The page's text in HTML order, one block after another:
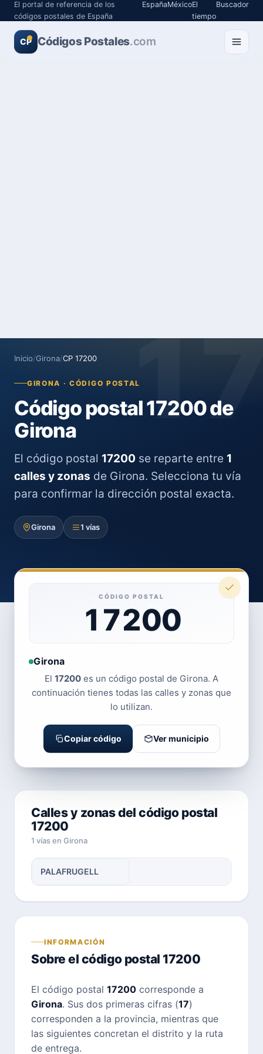
El portal de referencia de los
códigos postales de España
EspañaMéxicoEl
tiempo
Buscador
CP Códigos Postales.com
Inicio/Girona/CP 17200
GIRONA · CÓDIGO POSTAL
Código postal 17200 de
Girona
El código postal 17200 se reparte entre 1
calles y zonas de Girona. Selecciona tu vía
para confirmar la dirección postal exacta.
Girona 1 vías
CÓDIGO POSTAL
17200
Girona
El 17200 es un código postal de Girona. A
continuación tienes todas las calles y zonas que
lo utilizan.
Copiar código Ver municipio
Calles y zonas del código postal
17200
1 vías en Girona
PALAFRUGELL
INFORMACIÓN
Sobre el código postal 17200
El código postal 17200 corresponde a
Girona. Sus dos primeras cifras (17)
corresponden a la provincia, mientras que
las siguientes concretan el distrito y la ruta
de entrega.